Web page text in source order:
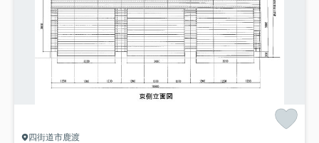
四街道市鹿渡